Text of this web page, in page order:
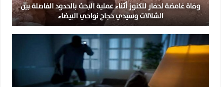
وفاة غامضة لحفار للكنوز أثناء عملية البحث بالحدود الفاصلة بين
الشلالات وسيدي حجاج نواحي البيضاء